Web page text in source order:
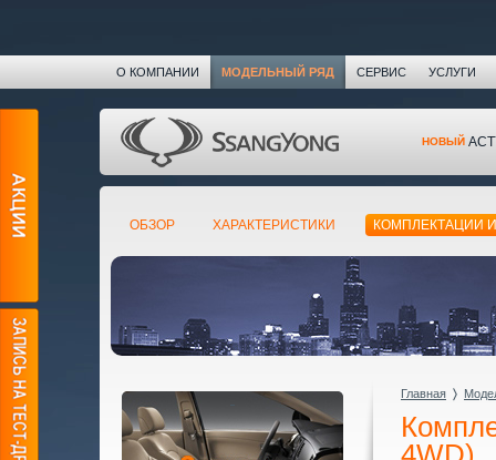
Главная 〉
ОБЗОР ХАРАКТЕРИСТИКИ КОМПЛЕКТАЦИИ
О КОМПАНИИ МОДЕЛЬНЫЙ РЯД СЕРВИС УСЛУГИ
НОВЫЙ